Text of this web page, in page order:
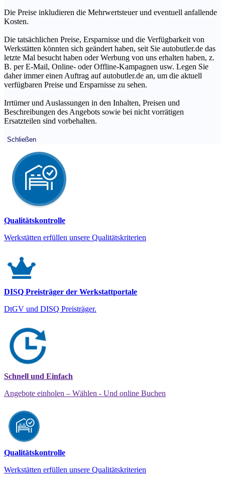
Die Preise inkludieren die Mehrwertsteuer und eventuell anfallende
Kosten.
Die tatsächlichen Preise, Ersparnisse und die Verfügbarkeit von
Werkstätten könnten sich geändert haben, seit Sie autobutler.de das
letzte Mal besucht haben oder Werbung von uns erhalten haben, z.
B. per E-Mail, Online- oder Offline-Kampagnen usw. Legen Sie
daher immer einen Auftrag auf autobutler.de an, um die aktuell
verfügbaren Preise und Ersparnisse zu sehen.
Irrtümer und Auslassungen in den Inhalten, Preisen und
Beschreibungen des Angebots sowie bei nicht vorrätigen
Ersatzteilen sind vorbehalten.
Schließen
Qualitätskontrolle
Werkstätten erfüllen unsere Qualitätskriterien
DISQ Preisträger der Werkstattportale
DtGV und DISQ Preisträger.
Schnell und Einfach
Angebote einholen – Wählen - Und online Buchen
Qualitätskontrolle
Werkstätten erfüllen unsere Qualitätskriterien